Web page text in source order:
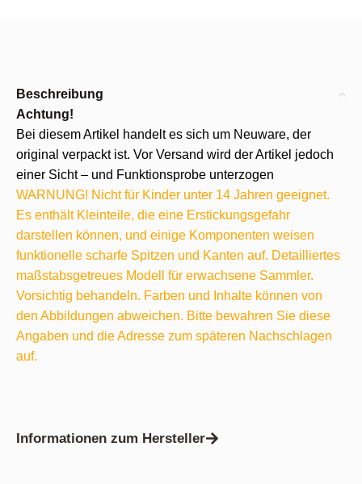
Beschreibung
Achtung!
Bei diesem Artikel handelt es sich um Neuware, der
original verpackt ist. Vor Versand wird der Artikel jedoch
einer Sicht – und Funktionsprobe unterzogen
WARNUNG! Nicht für Kinder unter 14 Jahren geeignet.
Es enthält Kleinteile, die eine Erstickungsgefahr
darstellen können, und einige Komponenten weisen
funktionelle scharfe Spitzen und Kanten auf. Detailliertes
maßstabsgetreues Modell für erwachsene Sammler.
Vorsichtig behandeln. Farben und Inhalte können von
den Abbildungen abweichen. Bitte bewahren Sie diese
Angaben und die Adresse zum späteren Nachschlagen
auf.
Informationen zum Hersteller